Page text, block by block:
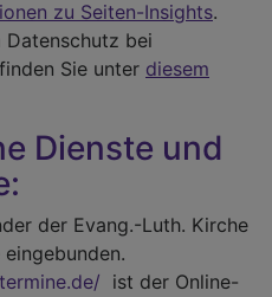
zu Seiten-Insights.
bei
Sie unter diesem
Dienste und
der Evang.-Luth. Kirche
ist der Online-